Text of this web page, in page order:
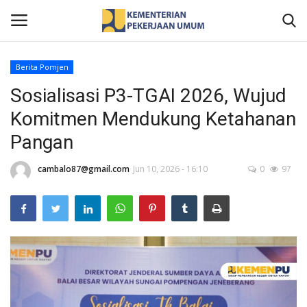
Home
Profil
Berita
Publikasi
Gallery
Informasi Publik
Berita Pomjen
Sosialisasi P3-TGAI 2026, Wujud
Komitmen Mendukung Ketahanan
Pangan
cambalo87@gmail.com Jun 10, 2026 - 16:10 0 97